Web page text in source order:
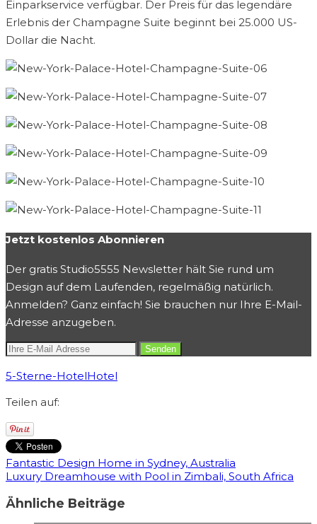
Einparkservice verfügbar. Der Preis für das legendäre
Erlebnis der Champagne Suite beginnt bei 25.000 US-
Dollar die Nacht.
Jetzt kostenlos Abonnieren
Der gratis Studio5555 Newsletter hält Sie rund um
Design auf dem Laufenden, regelmäßig natürlich.
Anmelden? Ganz einfach! Sie brauchen nur Ihre E-Mail-
Adresse anzugeben.
5-Sterne-HotelHotel
Teilen auf:
Fantastic Design Home in Sydney, Australia
Luxury Dreamhouse with Pool in Zimbali, South Africa
Ähnliche Beiträge